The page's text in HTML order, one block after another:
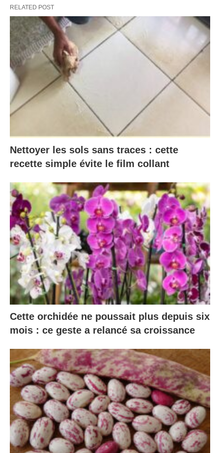
RELATED POST
Nettoyer les sols sans traces : cette
recette simple évite le film collant
Cette orchidée ne poussait plus depuis six
mois : ce geste a relancé sa croissance